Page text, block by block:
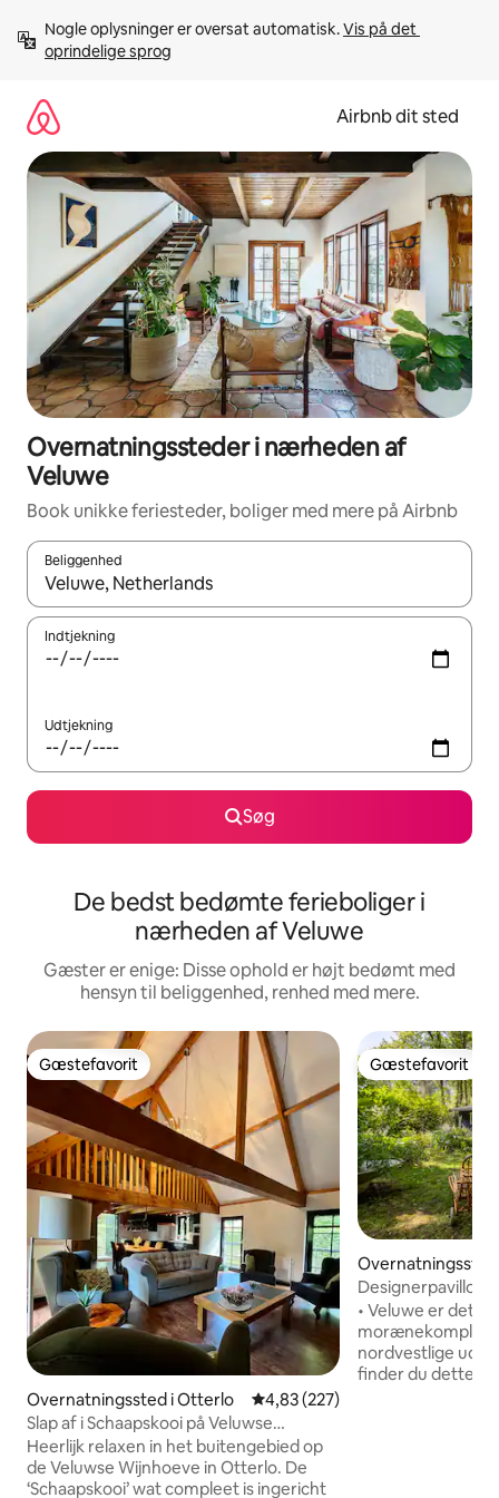
videre
Nogle oplysninger er oversat automatisk. Vis på det
oprindelige sprog
Airbnb dit sted
Overnatningssteder i nærheden af
Veluwe
Book unikke feriesteder, boliger med mere på Airbnb
Beliggenhed
Når resultaterne er tilgængelige, skal du navigere med
Indtjekning
Udtjekning
Søg
De bedst bedømte ferieboliger i
nærheden af Veluwe
Gæster er enige: Disse ophold er højt bedømt med
hensyn til beliggenhed, renhed med mere.
Gæstefavorit
Gæstefavorit
Overnatningssted i Otterlo 4,83 ud af 5 i gennemsnitlig
4,83 (227)
Slap af i Schaapskooi på Veluwse
Wijnhoeve.
Heerlijk relaxen in het buitengebied op
de Veluwse Wijnhoeve in Otterlo. De
‘Schaapskooi’ wat compleet is ingericht
Gæstefavorit
Gæstefavorit
pijk
Designerpavillon i
• Veluwe er det
morænekompleks
nordvestlige
finder du dette